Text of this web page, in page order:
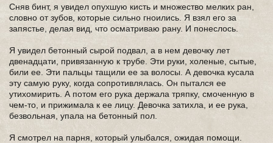
Сняв бинт, я увидел опухшую кисть и множество мелких ран,
словно от зубов, которые сильно гноились. Я взял его за
запястье, делая вид, что осматриваю рану. И понеслось.
Я увидел бетонный сырой подвал, а в нем девочку лет
двенадцати, привязанную к трубе. Эти руки, холеные, сытые,
били ее. Эти пальцы тащили ее за волосы. А девочка кусала
эту самую руку, когда сопротивлялась. Он пытался ее
утихомирить. А потом его рука держала тряпку, смоченную в
чем-то, и прижимала к ее лицу. Девочка затихла, и ее рука,
безвольная, упала на бетонный пол.
Я смотрел на парня, который улыбался, ожидая помощи.